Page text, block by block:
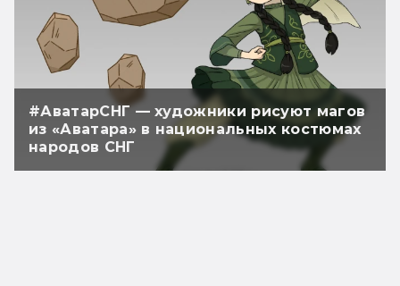
#АватарСНГ — художники рисуют магов
из «Аватара» в национальных костюмах
народов СНГ